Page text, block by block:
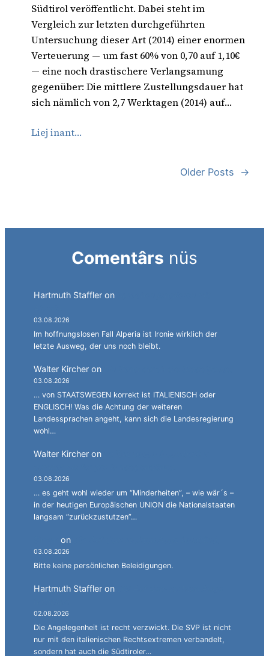
Südtirol veröffentlicht. Dabei steht im
Vergleich zur letzten durchgeführten
Untersuchung dieser Art (2014) einer enormen
Verteuerung — um fast 60% von 0,70 auf 1,10€
— eine noch drastischere Verlangsamung
gegenüber: Die mittlere Zustellungsdauer hat
sich nämlich von 2,7 Werktagen (2014) auf…
Liej inant…
Older Posts →
Comentârs nüs
Hartmuth Staffler on
03.08.2026
Im hoffnungslosen Fall Alperia ist Ironie wirklich der
letzte Ausweg, der uns noch bleibt.
Walter Kircher on
03.08.2026
… von STAATSWEGEN korrekt ist ITALIENISCH oder
ENGLISCH! Was die Achtung der weiteren
Landessprachen angeht, kann sich die Landesregierung
wohl…
Walter Kircher on
03.08.2026
… es geht wohl wieder um “Minderheiten”, – wie wär´s –
in der heutigen Europäischen UNION die Nationalstaaten
langsam “zurückzustutzen”…
on
03.08.2026
Bitte keine persönlichen Beleidigungen.
Hartmuth Staffler on
02.08.2026
Die Angelegenheit ist recht verzwickt. Die SVP ist nicht
nur mit den italienischen Rechtsextremen verbandelt,
sondern hat auch die Südtiroler…